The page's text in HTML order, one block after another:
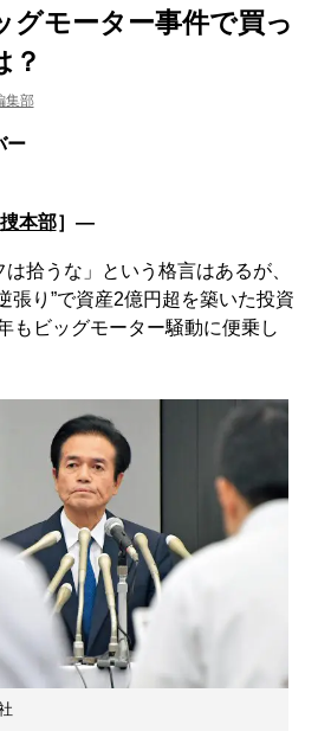
グモーター事件で買っ
？
集部
ー
本部］―
は拾うな」という格言はあるが、
張り”で資産2億円超を築いた投資
もビッグモーター騒動に便乗し